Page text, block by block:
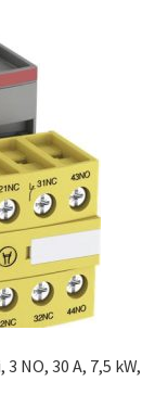
NO, 30 A, 7,5 kW,